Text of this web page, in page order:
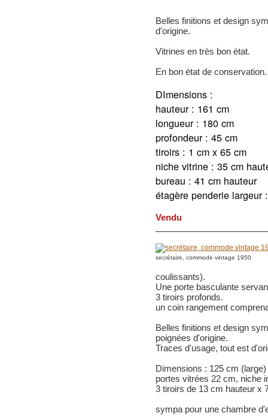
Belles finitions et design
d'origine.
Vitrines en très bon état.
En bon état de conservation.
DImensions :
hauteur : 161 cm
longueur : 180 cm
profondeur : 45 cm
tiroirs : 1 cm x 65 cm
niche vitrine : 35 cm
bureau : 41 cm hauteur
étagère penderie largeur
Vendu
secrétaire, commode vintage 1950
coulissants).
Une porte basculante
3 tiroirs profonds.
un coin rangement
Belles finitions et design
poignées d'origine.
Traces d'usage, tout est
Dimensions : 125 cm
portes vitrées 22 cm, niche
3 tiroirs de 13 cm hauteur x
sympa pour une chambre